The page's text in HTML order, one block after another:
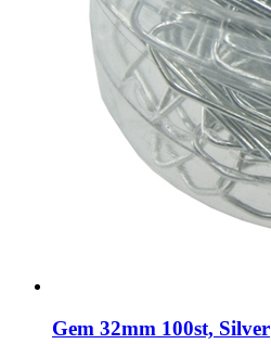
Gem 32mm 100st, Silver